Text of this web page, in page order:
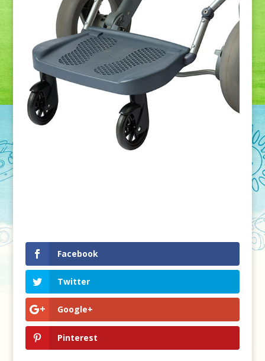
Facebook
Twitter
Google+
Pinterest